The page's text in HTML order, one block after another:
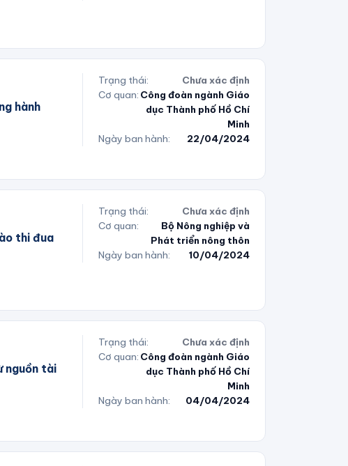
hành
Trạng thái:
Chưa xác định
Cơ quan: Công đoàn ngành Giáo
dục Thành phố Hồ Chí
Minh
Ngày ban hành:
22/04/2024
thi đua
Trạng thái:
Chưa xác định
Cơ quan:
Bộ Nông nghiệp và
Phát triển nông thôn
Ngày ban hành:
10/04/2024
nguồn tài
Trạng thái:
Chưa xác định
Cơ quan: Công đoàn ngành Giáo
dục Thành phố Hồ Chí
Minh
Ngày ban hành:
04/04/2024